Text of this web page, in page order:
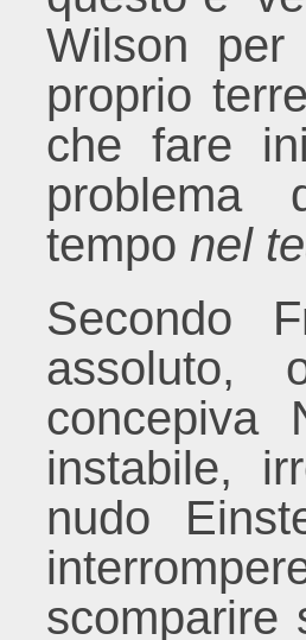
Wilson
proprio
che fare
tempo nel
Secondo
assoluto,
concepiva
instabile,
nudo
scomparire